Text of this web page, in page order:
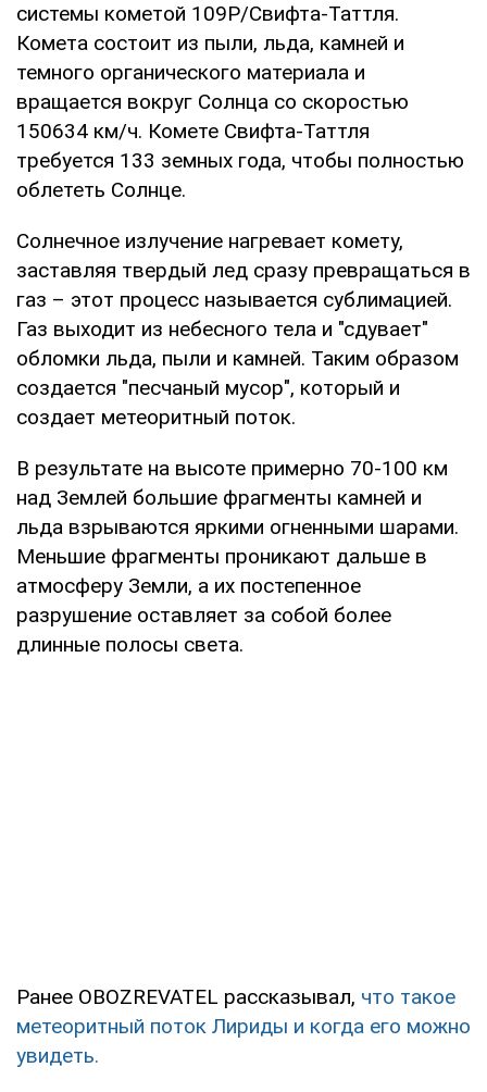
системы кометой 109P/Свифта-Таттля.
Комета состоит из пыли, льда, камней и
темного органического материала и
вращается вокруг Солнца со скоростью
150634 км/ч. Комете Свифта-Таттля
требуется 133 земных года, чтобы полностью
облететь Солнце.
Солнечное излучение нагревает комету,
заставляя твердый лед сразу превращаться в
газ – этот процесс называется сублимацией.
Газ выходит из небесного тела и "сдувает"
обломки льда, пыли и камней. Таким образом
создается "песчаный мусор", который и
создает метеоритный поток.
В результате на высоте примерно 70-100 км
над Землей большие фрагменты камней и
льда взрываются яркими огненными шарами.
Меньшие фрагменты проникают дальше в
атмосферу Земли, а их постепенное
разрушение оставляет за собой более
длинные полосы света.
Ранее OBOZREVATEL рассказывал, что такое
метеоритный поток Лириды и когда его можно
увидеть.